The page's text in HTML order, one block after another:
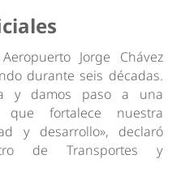
Jorge Chávez
durante seis décadas.
y damos paso a una
que fortalece nuestra
y desarrollo», declaró
de Transportes y